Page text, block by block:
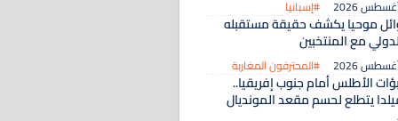
#إسبانيا
موحيا يكشف حقيقة مستقبله
مع المنتخبين
#المحترفون المغاربة
الأطلس أمام جنوب إفريقيا..
يتطلع لحسم مقعد المونديال